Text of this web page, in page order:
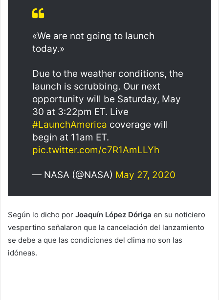
«We are not going to launch
today.»
Due to the weather conditions, the
launch is scrubbing. Our next
opportunity will be Saturday, May
30 at 3:22pm ET. Live
#LaunchAmerica coverage will
begin at 11am ET.
pic.twitter.com/c7R1AmLLYh
— NASA (@NASA) May 27, 2020
Según lo dicho por Joaquín López Dóriga en su noticiero
vespertino señalaron que la cancelación del lanzamiento
se debe a que las condiciones del clima no son las
idóneas.